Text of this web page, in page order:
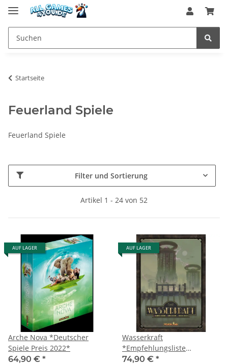
Startseite
Feuerland Spiele
Feuerland Spiele
Filter und Sortierung
Artikel 1 - 24 von 52
AUF LAGER
Arche Nova *Deutscher
Spiele Preis 2022*
64,90 € *
AUF LAGER
Wasserkraft
*Empfehlungsliste
Kennerspiel des Jahres
74,90 € *